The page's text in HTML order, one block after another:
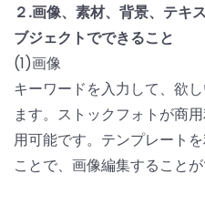
２.画像、素材、背景、テキ
ブジェクトでできること
(1)画像
キーワードを入力して、欲
ます。ストックフォトが商
用可能です。テンプレート
ことで、画像編集することが